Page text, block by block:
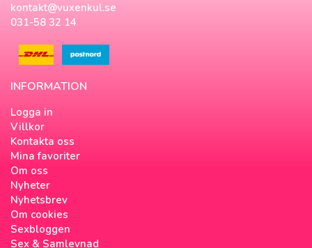
kontakt@vuxenkul.se
031-58 32 14
INFORMATION
Logga in
Villkor
Kontakta oss
Mina favoriter
Om oss
Nyheter
Nyhetsbrev
Om cookies
Sexbloggen
Sex & Samlevnad